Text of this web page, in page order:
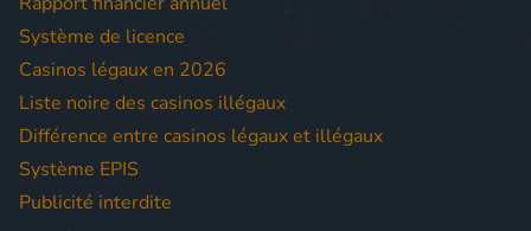
Système de licence
Casinos légaux en 2026
Liste noire des casinos illégaux
Différence entre casinos légaux et illégaux
Système EPIS
Publicité interdite